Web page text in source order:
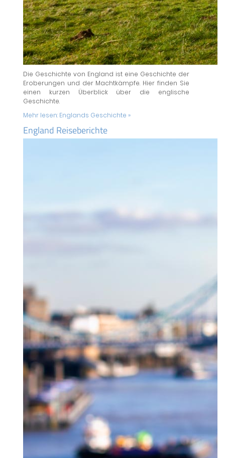
Die Geschichte von England ist eine Geschichte der
Eroberungen und der Machtkämpfe. Hier finden Sie
einen kurzen Überblick über die englische
Geschichte.
Mehr lesen: Englands Geschichte »
England Reiseberichte